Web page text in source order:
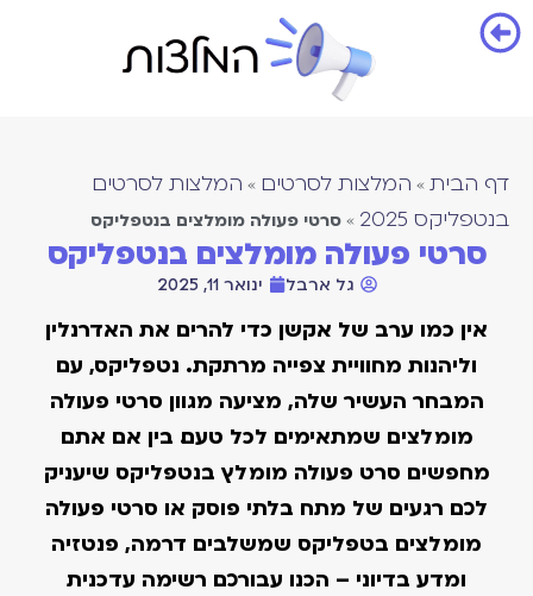
דף הבית»המלצות לסרטים»המלצות לסרטים
בנטפליקס 2025
»סרטי פעולה מומלצים בנטפליקס
סרטי פעולה מומלצים בנטפליקס
גל ארבל ינואר 11, 2025
אין כמו ערב של אקשן כדי להרים את האדרנלין
וליהנות מחוויית צפייה מרתקת. נטפליקס, עם
המבחר העשיר שלה, מציעה מגוון סרטי פעולה
מומלצים שמתאימים לכל טעם. בין אם אתם
מחפשים סרט פעולה מומלץ בנטפליקס שיעניק
לכם רגעים של מתח בלתי פוסק או סרטי פעולה
מומלצים בטפליקס שמשלבים דרמה, פנטזיה
ומדע בדיוני – הכנו עבורכם רשימה עדכנית